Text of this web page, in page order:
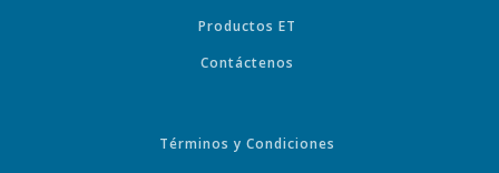
Productos ET
Contáctenos
Términos y Condiciones